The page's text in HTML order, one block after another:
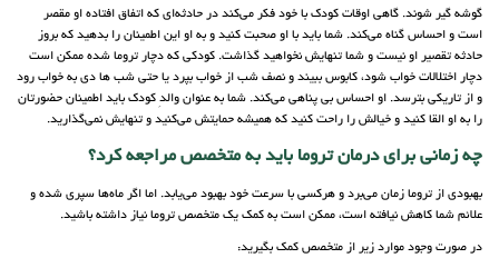
گوشه گیر شوند. گاهی اوقات کودک با خود فکر می‌کند در حادثه‌ای که اتفاق افتاده او مقصر
است و احساس گناه می‌کند. شما باید با او صحبت کنید و به او این اطمینان را بدهید که بروز
حادثه تقصیر او نیست و شما تنهایش نخواهید گذاشت. کودکی که دچار تروما شده ممکن است
دچار اختلالات خواب شود، کابوس ببیند و نصف شب از خواب بپرد یا حتی شب ها دی به خواب رود
و از تاریکی بترسد. او احساس بی پناهی می‌کند. شما به عنوان والدِ کودک باید اطمینان حضورتان
را به او القا کنید و خیالش را راحت کنید که همیشه حمایتش می‌کنید و تنهایش نمی‌گذارید.
چه زمانی برای درمان تروما باید به متخصص مراجعه کرد؟
بهبودی از تروما زمان می‌برد و هرکسی با سرعت خود بهبود می‌یابد. اما اگر ماه‌ها سپری شده و
علائم شما کاهش نیافته است، ممکن است به کمک یک متخصص تروما نیاز داشته باشید.
در صورت وجود موارد زیر از متخصص کمک بگیرید: